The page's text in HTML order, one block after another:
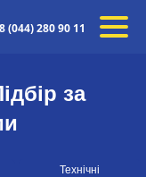
(044) 280 90 11
за
Технічні